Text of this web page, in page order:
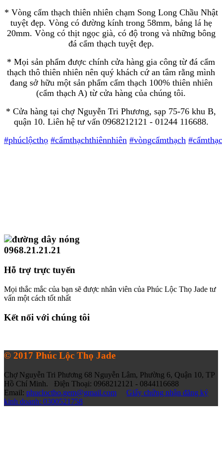
* Vòng cẩm thạch thiên nhiên chạm Song Long Chầu Nhật
tuyệt đẹp. Vòng có đường kính trong 58mm, bảng lá hẹ
20mm. Vòng có thịt ngọc già, có độ trong và những bông
đá cẩm thạch tuyệt đẹp.
* Mọi sản phẩm được chính cửa hàng gia công từ đá cẩm
thạch thô thiên nhiên nên quý khách cứ an tâm rằng mình
đang sở hữu một sản phẩm cẩm thạch 100% thiên nhiên
(cẩm thạch A) từ cửa hàng của chúng tôi.
* Cửa hàng tại chợ Nguyễn Tri Phương, sạp 75-76 khu B,
quận 10. Liên hệ tư vấn 0968212121 - 01244 116688.
#phúclộcthọ #cẩmthạchthiênnhiên #vòngcẩmthạch #
đường dây nóng
0968.21.21.21
Hỗ trợ trực tuyến
Mọi thắc mắc của bạn sẽ được nhân viên của Phúc Lộc Thọ Jade tư
vấn một cách tốt nhất
Kết nối với chúng tôi
© 2017 Phúc Lộc Thọ Jade
Chợ Nguyễn Tri Phương 68 Nguyễn Lâm, Phường 6, Quận 10, TP
Hồ Chí Minh. Điện Thoại: 0968212121 - 0844116688
Email: phucloctho.gem@gmail.com
Giấy chứng nhận đăng ký
kinh doanh: 0300521758